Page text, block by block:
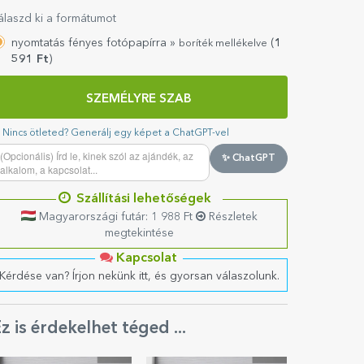
ki a formátumot
nyomtatás fényes fotópapírra » boríték mellékelve ( 1
591
Ft )
SZEMÉLYRE SZAB
Nincs ötleted? Generálj egy képet a ChatGPT-vel
✨ ChatGPT
Szállítási lehetőségek
Magyarországi futár: 1 988 Ft
Részletek
megtekintése
Kapcsolat
van? Írjon nekünk itt, és gyorsan válaszolunk.
is érdekelhet téged ...